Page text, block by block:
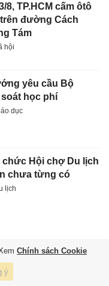
8, TP.HCM cấm ôtô
đường Cách
Tám
hội
yêu cầu Bộ
học phí
dục
chức Hội chợ Du lịch
chưa từng có
lịch
Chính sách Cookie
ý